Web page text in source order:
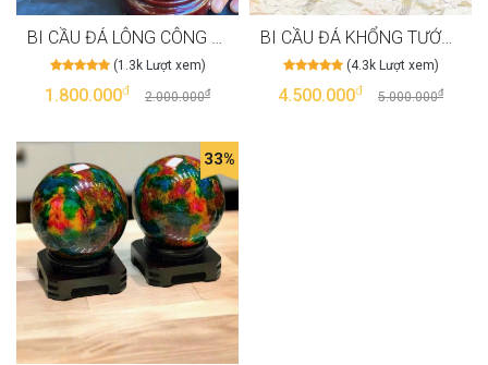
BI CẦU ĐÁ LÔNG CÔNG 10CM MANG Ý NGHĨA SỨC SỐNG, NUÔI DƯỠNG
(1.3k Lượt xem)
1.800.000đ 2.000.000đ
BI CẦU ĐÁ KHỔNG TƯỚC SERPENTINE TƯỢNG TRƯNG CHO SỨC SỐNG NGANG 20CM
(4.3k Lượt xem)
4.500.000đ 5.000.000đ
33%